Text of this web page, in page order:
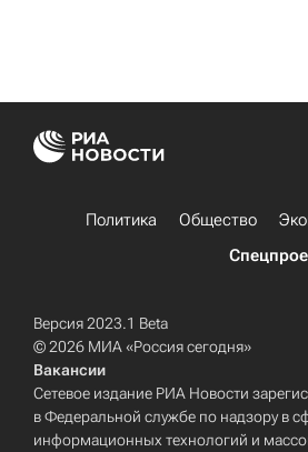
Политика Общество
Версия 2023.1 Beta
© 2026 МИА «Россия сегодня»
Вакансии
Сетевое издание РИА Новости
в Федеральной службе по надзору в
информационных технологий и